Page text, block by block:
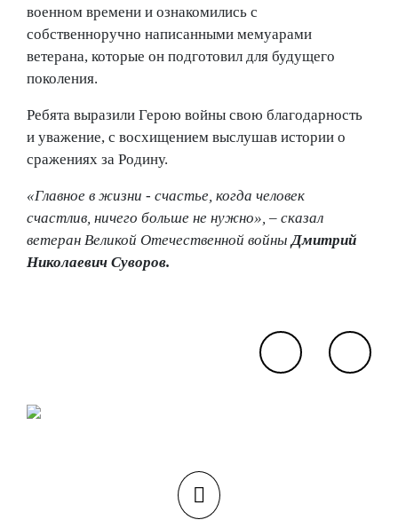
военном времени и ознакомились с
собственноручно написанными мемуарами
ветерана, которые он подготовил для будущего
поколения.
Ребята выразили Герою войны свою благодарность
и уважение, с восхищением выслушав истории о
сражениях за Родину.
«Главное в жизни - счастье, когда человек
счастлив, ничего больше не нужно», – сказал
ветеран Великой Отечественной войныДмитрий
Николаевич Суворов.